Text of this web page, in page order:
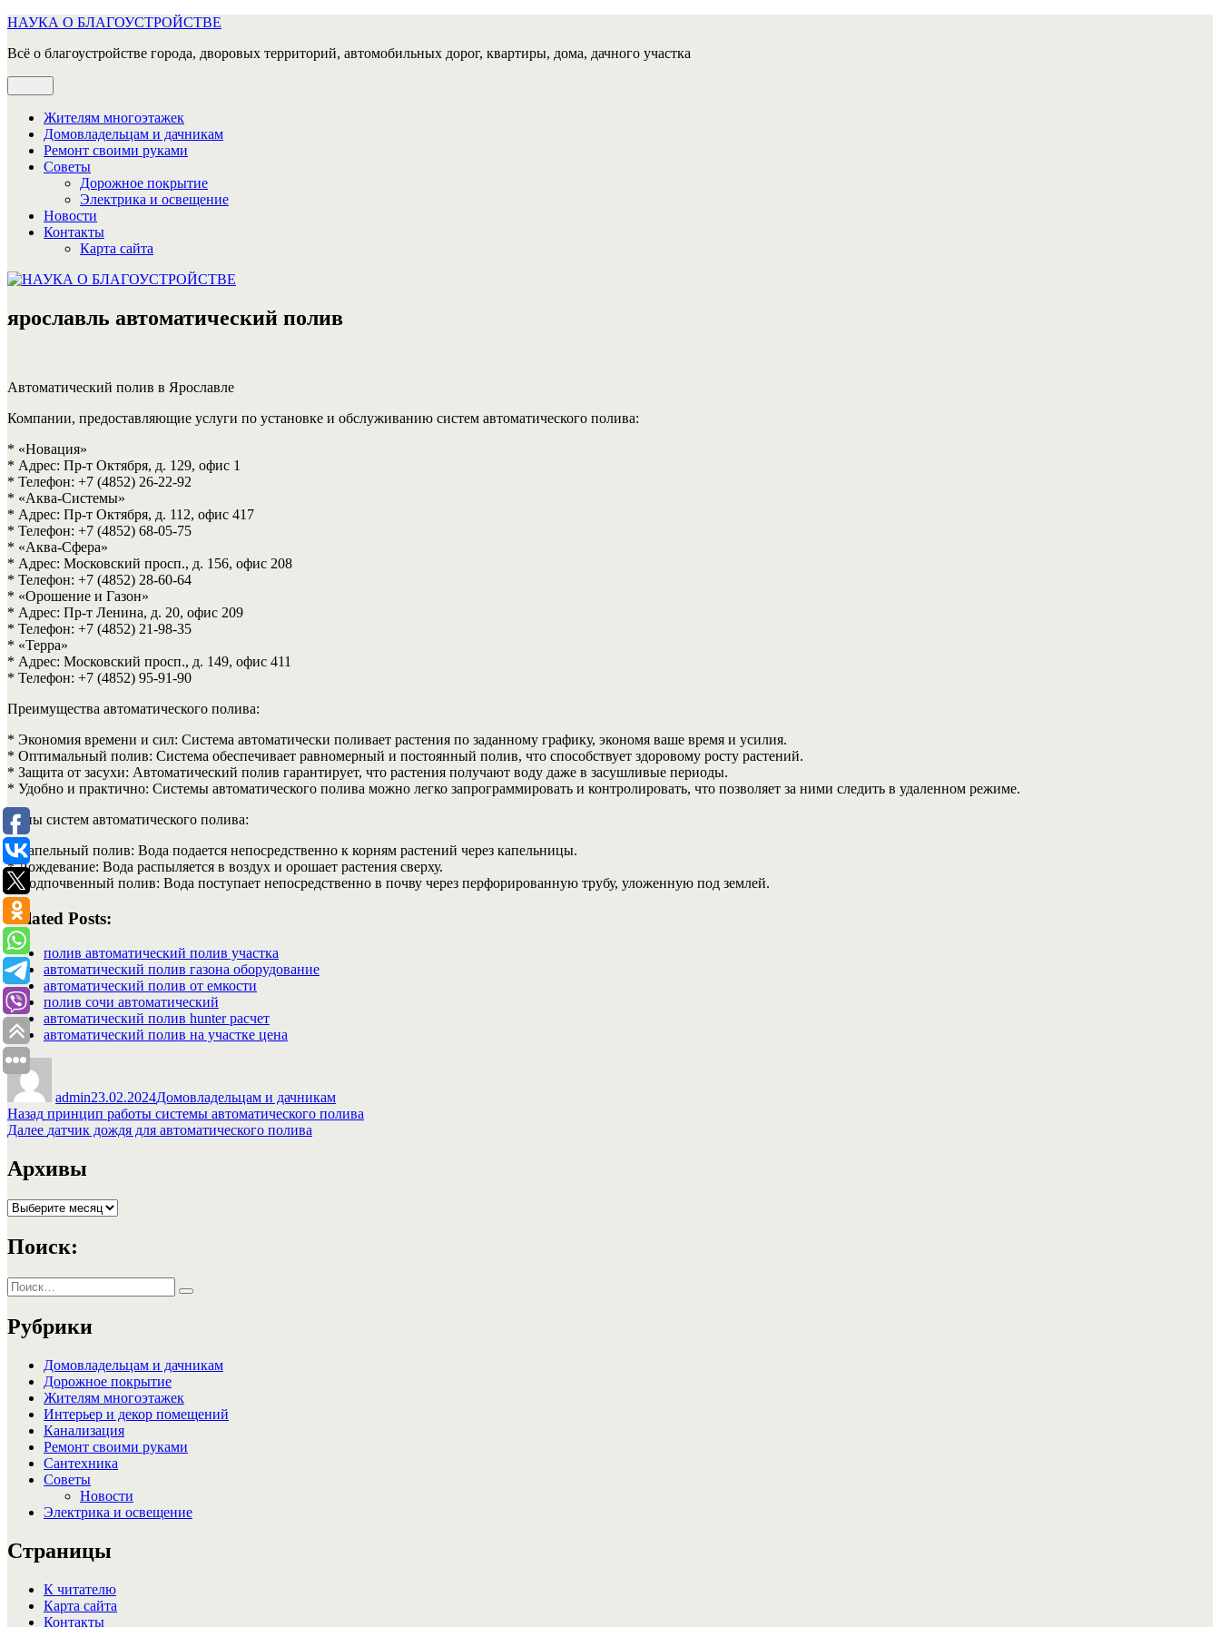
Перейти
содержимому
НАУКА О БЛАГОУСТРОЙСТВЕ
Всё о благоустройстве города, дворовых территорий, автомобильных дорог, квартиры, дома, дачного участка
Жителям многоэтажек
Домовладельцам и дачникам
Ремонт своими руками
Советы
Дорожное покрытие
Электрика и освещение
Новости
Контакты
Карта сайта
ярославль автоматический полив
Автоматический полив в Ярославле
Компании, предоставляющие услуги по установке и обслуживанию систем автоматического полива:
* «Новация»
* Адрес: Пр-т Октября, д. 129, офис 1
* Телефон: +7 (4852) 26-22-92
* «Аква-Системы»
* Адрес: Пр-т Октября, д. 112, офис 417
* Телефон: +7 (4852) 68-05-75
* «Аква-Сфера»
* Адрес: Московский просп., д. 156, офис 208
* Телефон: +7 (4852) 28-60-64
* «Орошение и Газон»
* Адрес: Пр-т Ленина, д. 20, офис 209
* Телефон: +7 (4852) 21-98-35
* «Терра»
* Адрес: Московский просп., д. 149, офис 411
* Телефон: +7 (4852) 95-91-90
Преимущества автоматического полива:
* Экономия времени и сил: Система автоматически поливает растения по заданному графику, экономя ваше время и усилия.
* Оптимальный полив: Система обеспечивает равномерный и постоянный полив, что способствует здоровому росту растений.
* Защита от засухи: Автоматический полив гарантирует, что растения получают воду даже в засушливые периоды.
* Удобно и практично: Системы автоматического полива можно легко запрограммировать и контролировать, что позволяет за ними следить в удаленном режиме.
Типы систем автоматического полива:
* Капельный полив: Вода подается непосредственно к корням растений через капельницы.
* Дождевание: Вода распыляется в воздух и орошает растения сверху.
* Подпочвенный полив: Вода поступает непосредственно в почву через перфорированную трубу, уложенную под землей.
Related Posts:
полив автоматический полив участка
автоматический полив газона оборудование
автоматический полив от емкости
полив сочи автоматический
автоматический полив hunter расчет
автоматический полив на участке цена
admin23.02.2024Домовладельцам и дачникам
Навигация
по
записям
Назад Предыдущая
запись:
принцип работы системы автоматического полива
Далее Следующая
датчик дождя для автоматического полива
Архивы
Архивы
Поиск:
Искать:
Поиск
Рубрики
Домовладельцам и дачникам
Дорожное покрытие
Жителям многоэтажек
Интерьер и декор помещений
Канализация
Ремонт своими руками
Сантехника
Советы
Новости
Электрика и освещение
Страницы
К читателю
Карта сайта
Контакты